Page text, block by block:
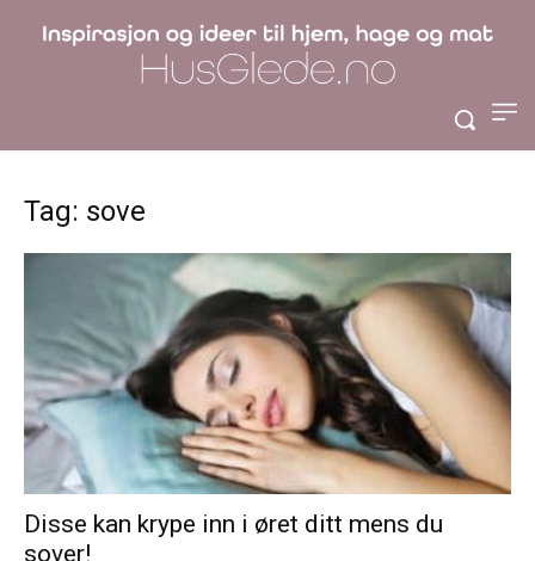
Tag: sove
Disse kan krype inn i øret ditt mens du
sover!